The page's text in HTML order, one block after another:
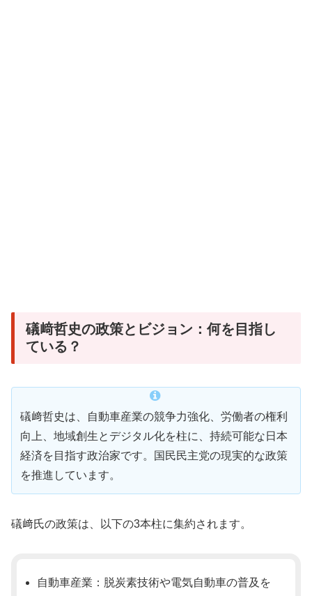
礒﨑哲史の政策とビジョン：何を目指し
ている？
礒﨑哲史は、自動車産業の競争力強化、労働者の権利
向上、地域創生とデジタル化を柱に、持続可能な日本
経済を目指す政治家です。国民民主党の現実的な政策
を推進しています。
礒﨑氏の政策は、以下の3本柱に集約されます。
自動車産業：脱炭素技術や電気自動車の普及を